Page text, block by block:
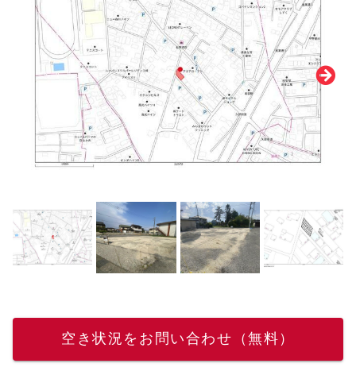
空き状況をお問い合わせ（無料）